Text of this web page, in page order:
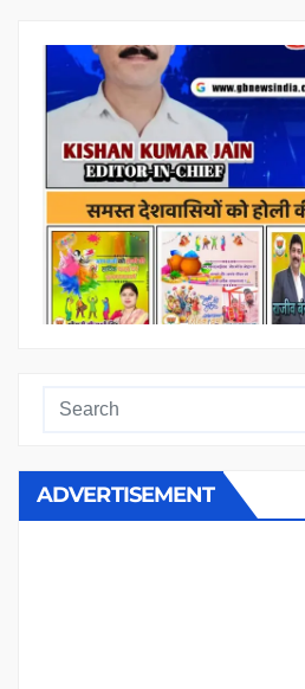
ADVERTISEMENT